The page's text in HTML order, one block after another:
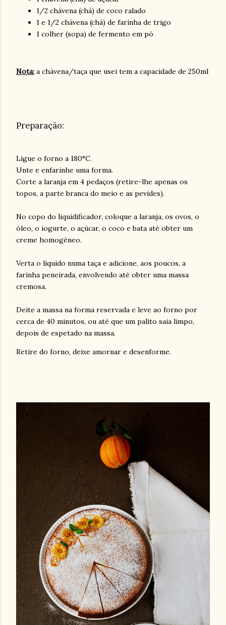
1/2 chávena (chá) de coco ralado
1 e 1/2 chávena (chá) de farinha de trigo
1 colher (sopa) de fermento em pó
Nota: a chávena/taça que usei tem a capacidade de 250ml
Preparação:
Ligue o forno a 180°C.
Unte e enfarinhe uma forma.
Corte a laranja em 4 pedaços (retire-lhe apenas os
topos, a parte branca do meio e as pevides).
No copo do liquidificador, coloque a laranja, os ovos, o
óleo, o iogurte, o açúcar, o coco e bata até obter um
creme homogéneo.
Verta o líquido numa taça e adicione, aos poucos, a
farinha peneirada, envolvendo até obter uma massa
cremosa.
Deite a massa na forma reservada e leve ao forno por
cerca de 40 minutos, ou até que um palito saia limpo,
depois de espetado na massa.
Retire do forno, deixe amornar e desenforme.